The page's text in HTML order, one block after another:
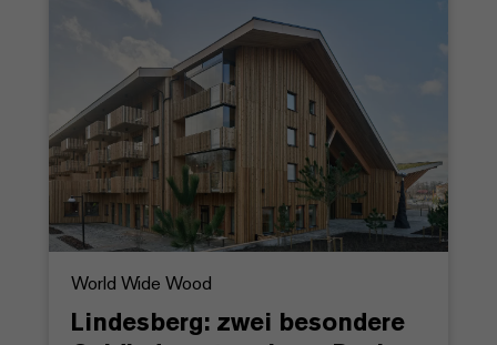
World Wide Wood
Lindesberg: zwei besondere